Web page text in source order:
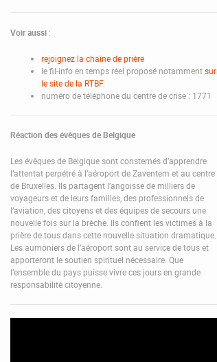
Voir aussi :
rejoignez la chaîne de prière
le fil-info en temps réel proposé notammentsur
le site de la RTBF.
numéro de téléphone du centre de crise : 1771
Réaction des évêques de Belgique
Les évêques de Belgique sont consternés d’apprendre
l’attentat perpétré à l’aéroport de Zaventem et au centre
de Bruxelles. Ils partagent l’angoisse de milliers de
voyageurs et de leurs familles, des professionnels de
l’aviation, des citoyens et des équipes de secours une
nouvelle fois sur la brèche. Ils confient les victimes à la
prière de tous dans cette nouvelle situation dramatique.
Les aumôniers de l’aéroport sont au service de tous et
apporteront le soutien spirituel nécessaire. Que
l’ensemble du pays puisse vivre ces jours en grande
responsabilité citoyenne.